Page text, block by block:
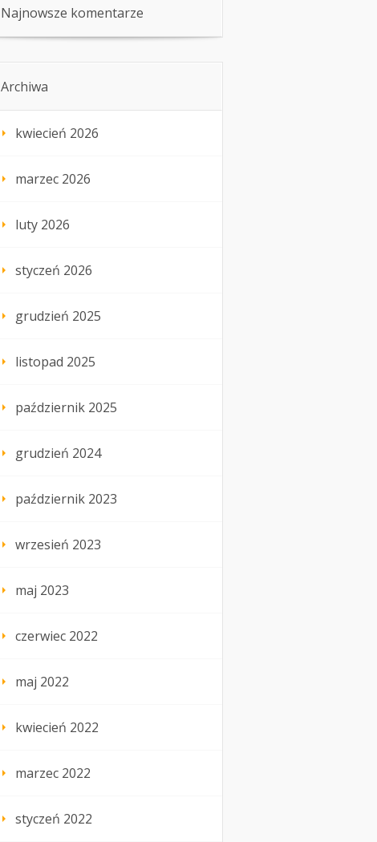
Najnowsze komentarze
Archiwa
kwiecień 2026
marzec 2026
luty 2026
styczeń 2026
grudzień 2025
listopad 2025
październik 2025
grudzień 2024
październik 2023
wrzesień 2023
maj 2023
czerwiec 2022
maj 2022
kwiecień 2022
marzec 2022
styczeń 2022